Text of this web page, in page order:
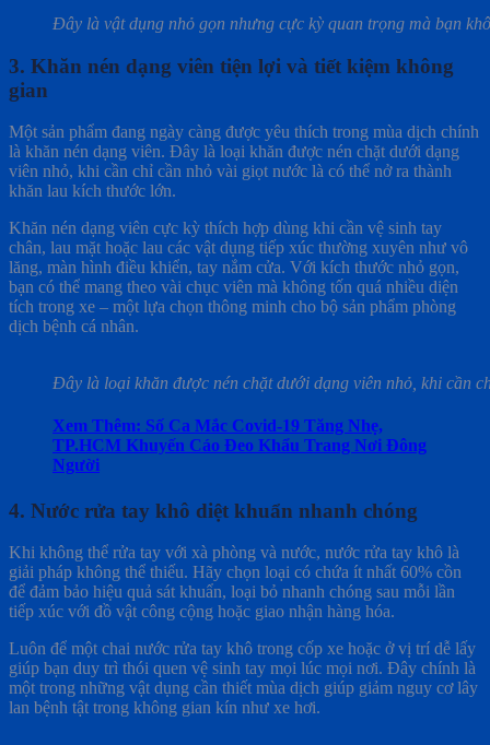
Đây là vật dụng nhỏ gọn nhưng cực kỳ quan trọng mà bạn
3. Khăn nén dạng viên tiện lợi và tiết kiệm không
gian
Một sản phẩm đang ngày càng được yêu thích trong mùa dịch chính
là khăn nén dạng viên. Đây là loại khăn được nén chặt dưới dạng
viên nhỏ, khi cần chỉ cần nhỏ vài giọt nước là có thể nở ra thành
khăn lau kích thước lớn.
Khăn nén dạng viên cực kỳ thích hợp dùng khi cần vệ sinh tay
chân, lau mặt hoặc lau các vật dụng tiếp xúc thường xuyên như vô
lăng, màn hình điều khiển, tay nắm cửa. Với kích thước nhỏ gọn,
bạn có thể mang theo vài chục viên mà không tốn quá nhiều diện
tích trong xe – một lựa chọn thông minh cho bộ sản phẩm phòng
dịch bệnh cá nhân.
Đây là loại khăn được nén chặt dưới dạng viên nhỏ, khi cần
Xem Thêm: Số Ca Mắc Covid-19 Tăng Nhẹ,
TP.HCM Khuyến Cáo Đeo Khẩu Trang Nơi Đông
Người
4. Nước rửa tay khô diệt khuẩn nhanh chóng
Khi không thể rửa tay với xà phòng và nước, nước rửa tay khô là
giải pháp không thể thiếu. Hãy chọn loại có chứa ít nhất 60% cồn
để đảm bảo hiệu quả sát khuẩn, loại bỏ nhanh chóng sau mỗi lần
tiếp xúc với đồ vật công cộng hoặc giao nhận hàng hóa.
Luôn để một chai nước rửa tay khô trong cốp xe hoặc ở vị trí dễ lấy
giúp bạn duy trì thói quen vệ sinh tay mọi lúc mọi nơi. Đây chính là
một trong những vật dụng cần thiết mùa dịch giúp giảm nguy cơ lây
lan bệnh tật trong không gian kín như xe hơi.